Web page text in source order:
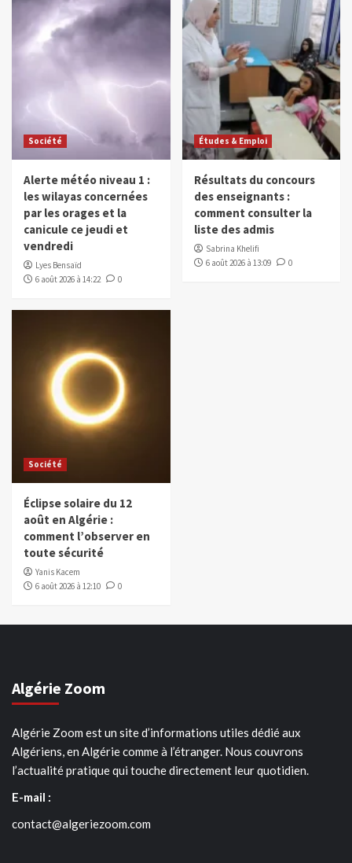
Société
Alerte météo niveau 1 :
les wilayas concernées
par les orages et la
canicule ce jeudi et
vendredi
Lyes Bensaïd
6 août 2026 à 14:22
0
Études & Emploi
Résultats du concours
des enseignants :
comment consulter la
liste des admis
Sabrina Khelifi
6 août 2026 à 13:09
0
Société
Éclipse solaire du 12
août en Algérie :
comment l’observer en
toute sécurité
Yanis Kacem
6 août 2026 à 12:10
0
Algérie Zoom
Algérie Zoom est un site d’informations utiles dédié aux
Algériens, en Algérie comme à l’étranger. Nous couvrons
l’actualité pratique qui touche directement leur quotidien.
E-mail :
contact@algeriezoom.com